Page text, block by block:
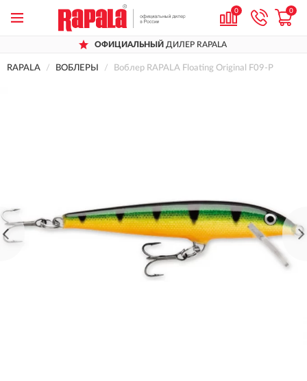
0 0
ОФИЦИАЛЬНЫЙ ДИЛЕР RAPALA
RAPALA ВОБЛЕРЫ Воблер RAPALA Floating Original F09-P